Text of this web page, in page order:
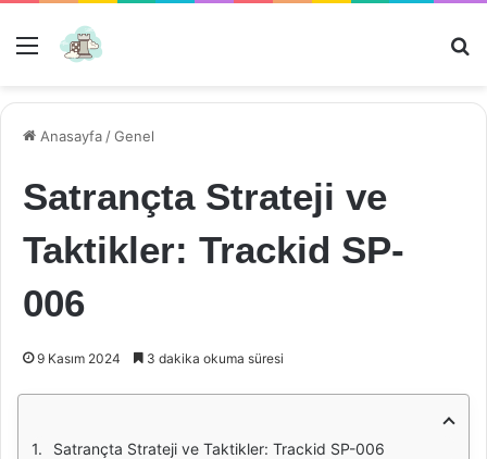
Menü
Anasayfa /Genel
Satrançta Strateji ve
Taktikler: Trackid SP-
006
9 Kasım 2024 3 dakika okuma süresi
Satrançta Strateji ve Taktikler: Trackid SP-006